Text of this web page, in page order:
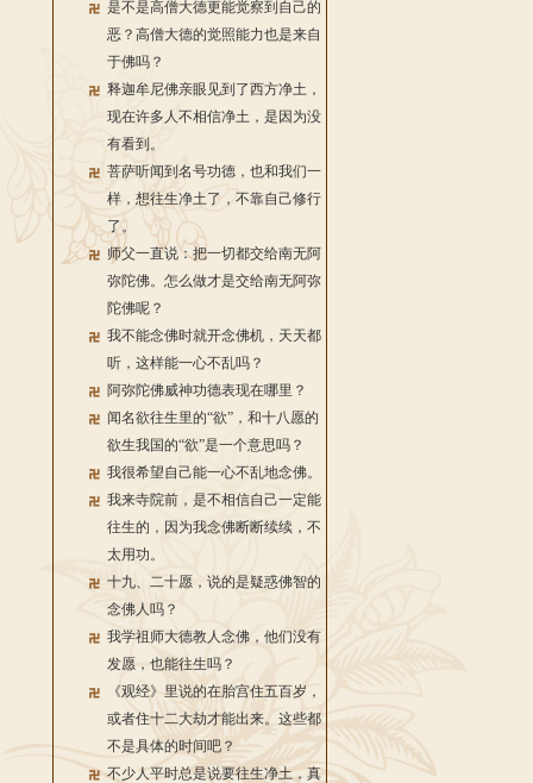
是不是高僧大德更能觉察到自己的
恶？高僧大德的觉照能力也是来自
于佛吗？
释迦牟尼佛亲眼见到了西方净土，
现在许多人不相信净土，是因为没
有看到。
菩萨听闻到名号功德，也和我们一
样，想往生净土了，不靠自己修行
了。
师父一直说：把一切都交给南无阿
弥陀佛。怎么做才是交给南无阿弥
陀佛呢？
我不能念佛时就开念佛机，天天都
听，这样能一心不乱吗？
阿弥陀佛威神功德表现在哪里？
闻名欲往生里的“欲”，和十八愿的
欲生我国的“欲”是一个意思吗？
我很希望自己能一心不乱地念佛。
我来寺院前，是不相信自己一定能
往生的，因为我念佛断断续续，不
太用功。
十九、二十愿，说的是疑惑佛智的
念佛人吗？
我学祖师大德教人念佛，他们没有
发愿，也能往生吗？
《观经》里说的在胎宫住五百岁，
或者住十二大劫才能出来。这些都
不是具体的时间吧？
不少人平时总是说要往生净土，真